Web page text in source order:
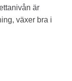
är
växer bra i